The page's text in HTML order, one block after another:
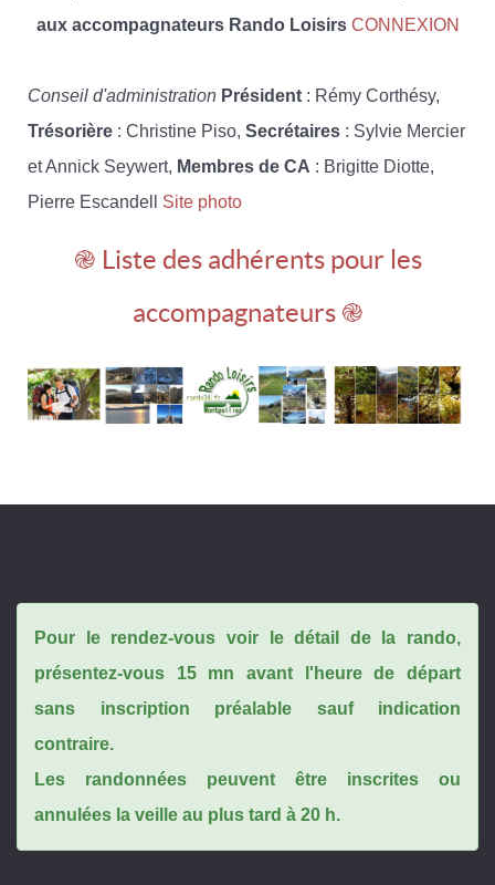
aux accompagnateurs Rando Loisirs CONNEXION
Conseil d'administration Président : Rémy Corthésy,
Trésorière : Christine Piso, Secrétaires : Sylvie Mercier
et Annick Seywert, Membres de CA : Brigitte Diotte,
Pierre Escandell Site photo
֎ Liste des adhérents pour les
accompagnateurs ֎
Pour le rendez-vous voir le détail de la rando,
présentez-vous 15 mn avant l'heure de départ
sans inscription préalable sauf indication
contraire.
Les randonnées peuvent être inscrites ou
annulées la veille au plus tard à 20 h.